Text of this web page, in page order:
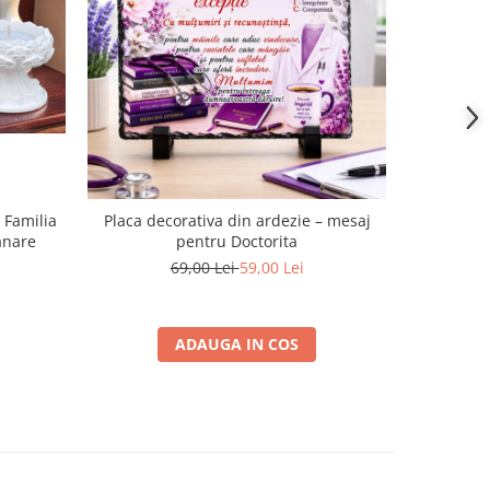
Placa decorativa din ardezie – mesaj
pentru Doctorita
69,00 Lei59,00 Lei
ADAUGA IN COS